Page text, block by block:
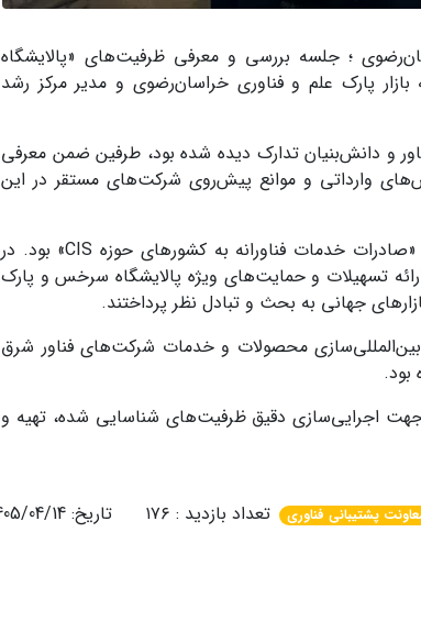
؛ جلسه بررسی و معرفی ظرفیت‌های «پالایشگاه
پارک علم و فناوری خراسان‌رضوی و مدیر مرکز رشد
و دانش‌بنیان تدارک دیده شده بود، طرفین ضمن معرفی
وارداتی و موانع پیش‌روی شرکت‌های مستقر در این
محور اصلی این گفتگوها، بهره‌گیری از ظرفیت‌های دو مجموعه برای «صادرات خدمات فناورانه به کشورهای حوزه CIS» بود. در
تسهیلات و حمایت‌های ویژه پالایشگاه سرخس و پارک
جهانی به بحث و تبادل نظر پرداختند.
محصولات و خدمات شرکت‌های فناور شرق
جهت اجرایی‌سازی دقیق ظرفیت‌های شناسایی شده، تهیه و
پشتیبانی فناوری تعداد بازدید : ۱۷۶ تاریخ: 1405/04/14